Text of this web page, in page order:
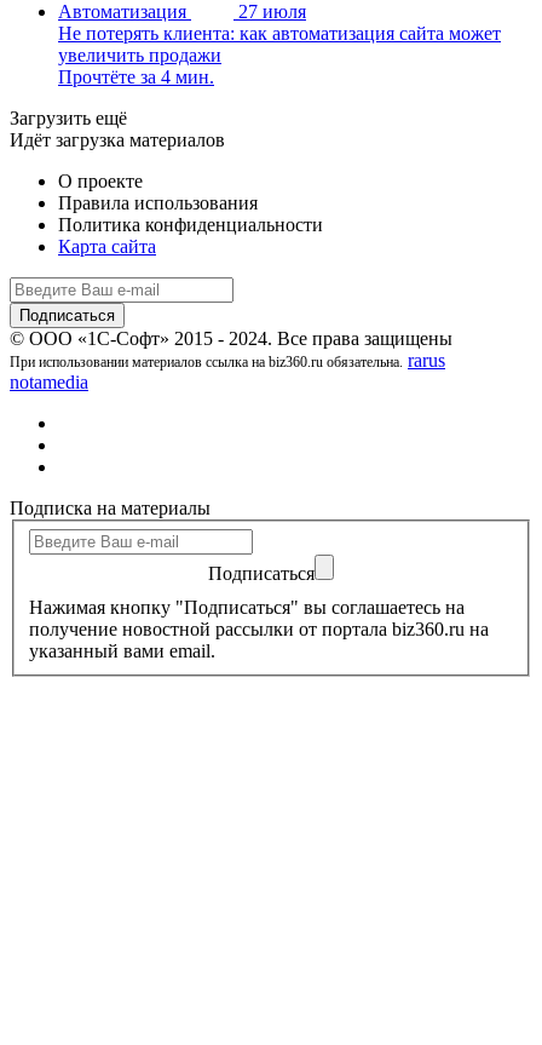
Автоматизация
27 июля
Не потерять клиента: как автоматизация сайта может
увеличить продажи
Прочтёте за 4 мин.
Загрузить ещё
Идёт загрузка материалов
О проекте
Правила использования
Политика конфиденциальности
Карта сайта
© ООО «1С-Софт» 2015 - 2024. Все права защищены
При использовании материалов ссылка на biz360.ru обязательна. rarus
notamedia
Подписка на материалы
Подписаться
Нажимая кнопку "Подписаться" вы соглашаетесь на
получение новостной рассылки от портала biz360.ru на
указанный вами email.